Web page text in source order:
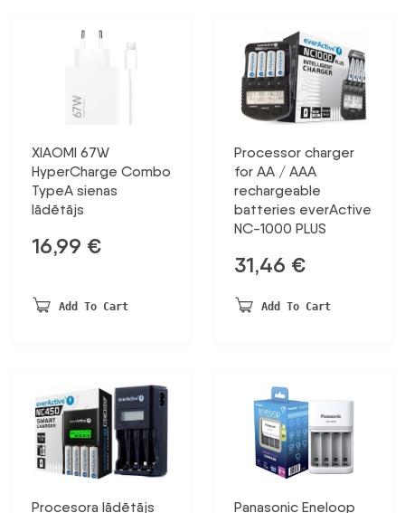
XIAOMI 67W
HyperCharge Combo
TypeA sienas
lādētājs
16,99 €
Add To Cart
Processor charger
for AA / AAA
rechargeable
batteries everActive
NC-1000 PLUS
31,46 €
Add To Cart
Procesora lādētājs
Panasonic Eneloop